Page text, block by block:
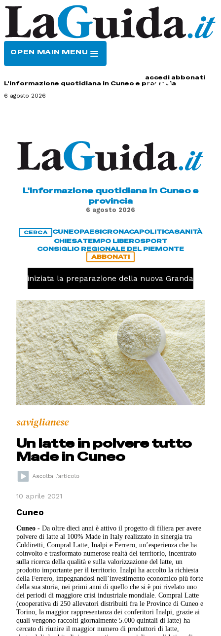
OPEN MAIN MENU
accedi abbonati
L'informazione quotidiana in Cuneo e provincia
6 agosto 2026
L'informazione quotidiana in Cuneo e
provincia
6 agosto 2026
CERCA CUNEOPAESICRONACAPOLITICASANITÀ
CHIESATEMPO LIBEROSPORT
CONSIGLIO REGIONALE DEL PIEMONTE
ABBONATI
iniziata la preparazione della nuova Granda Volley
saviglianese
Un latte in polvere tutto
Made in Cuneo
10 aprile 2021
Cuneo
Cuneo -Da oltre dieci anni è attivo il progetto di filiera per avere
polvere di latte al 100% Made in Italy realizzato in sinergia tra
Coldiretti, Compral Latte, Inalpi e Ferrero, un’esperienza che ha
coinvolto e trasformato numerose realtà del territorio, incentrato
sulla ricerca della qualità e sulla valorizzazione del latte, un
prodotto importante per il territorio. Inalpi ha accolto la richiesta
della Ferrero, impegnandosi nell’investimento economico più forte
della sua storia, nei primi anni di quello che si è poi rivelato uno
dei periodi di maggiore crisi industriale mondiale. Compral Latte
(cooperativa di 250 allevatori distribuiti fra le Province di Cuneo e
Torino, la maggior rappresentanza dei conferitori Inalpi, grazie ai
quali vengono raccolti giornalmente 5.000 quintali di latte) ha
cercato di riunire il maggior numero di produttori di latte,